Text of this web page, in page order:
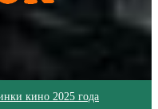
кино 2025 года